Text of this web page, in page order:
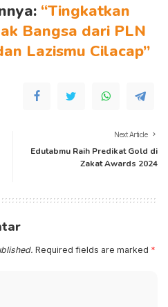
“Tingkatkan
Bangsa dari PLN
Lazismu Cilacap”
Next Article
Edutabmu Raih Predikat Gold di
Zakat Awards 2024
Required fields are marked *